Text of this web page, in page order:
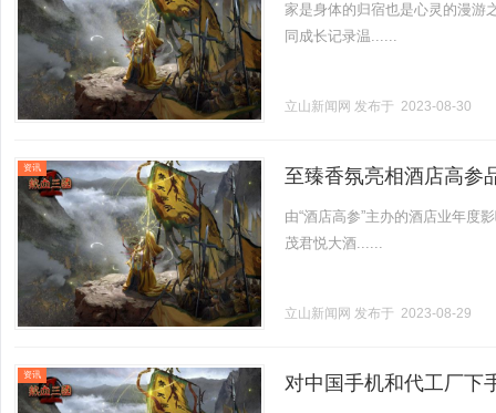
家是身体的归宿也是心灵的漫游
同成长记录温......
立山新闻网 发布于 2023-08-30
资讯 至臻香氛亮相酒店高参
由“酒店高参”主办的酒店业年度
茂君悦大酒......
立山新闻网 发布于 2023-08-29
资讯 对中国手机和代工厂下